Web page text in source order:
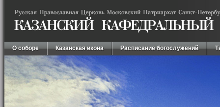
О соборе Казанская икона Расписание богослужений